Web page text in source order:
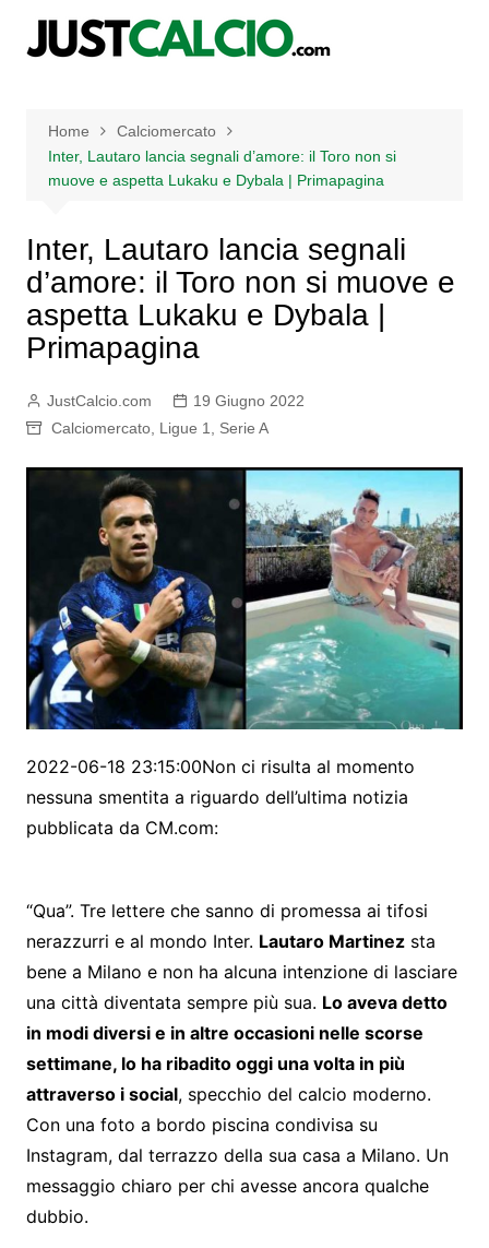
Home
Calciomercato
Inter, Lautaro lancia segnali d’amore: il Toro non si
muove e aspetta Lukaku e Dybala | Primapagina
Inter, Lautaro lancia segnali
d’amore: il Toro non si muove e
aspetta Lukaku e Dybala |
Primapagina
JustCalcio.com
19 Giugno 2022
Calciomercato, Ligue 1 Serie A
2022-06-18 23:15:00Non ci risulta al momento
nessuna smentita a riguardo dell’ultima notizia
pubblicata da CM.com:
“Qua”. Tre lettere che sanno di promessa ai tifosi
nerazzurri e al mondo Inter. Lautaro Martinezsta
bene a Milano e non ha alcuna intenzione di lasciare
una città diventata sempre più sua. Lo aveva detto
in modi diversi e in altre occasioni nelle scorse
settimane, lo ha ribadito oggi una volta in più
attraverso i social, specchio del calcio moderno.
Con una foto a bordo piscina condivisa su
Instagram, dal terrazzo della sua casa a Milano. Un
messaggio chiaro per chi avesse ancora qualche
dubbio.